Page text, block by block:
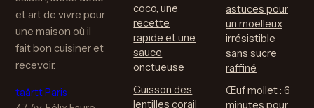
et art de vivre pour
une maison où il
fait bon cuisiner et
recevoir.
taårtt Paris
coco, une
recette
rapide et une
sauce
onctueuse
Cuisson des
lentilles corail
astuces pour
un moelleux
irrésistible
sans sucre
raffiné
Œuf mollet : 6
minutes pour